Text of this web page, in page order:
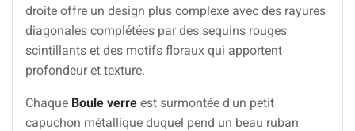
droite offre un design plus complexe avec des rayures
diagonales complétées par des sequins rouges
scintillants et des motifs floraux qui apportent
profondeur et texture.
Chaque Boule verre est surmontée d'un petit
capuchon métallique duquel pend un beau ruban